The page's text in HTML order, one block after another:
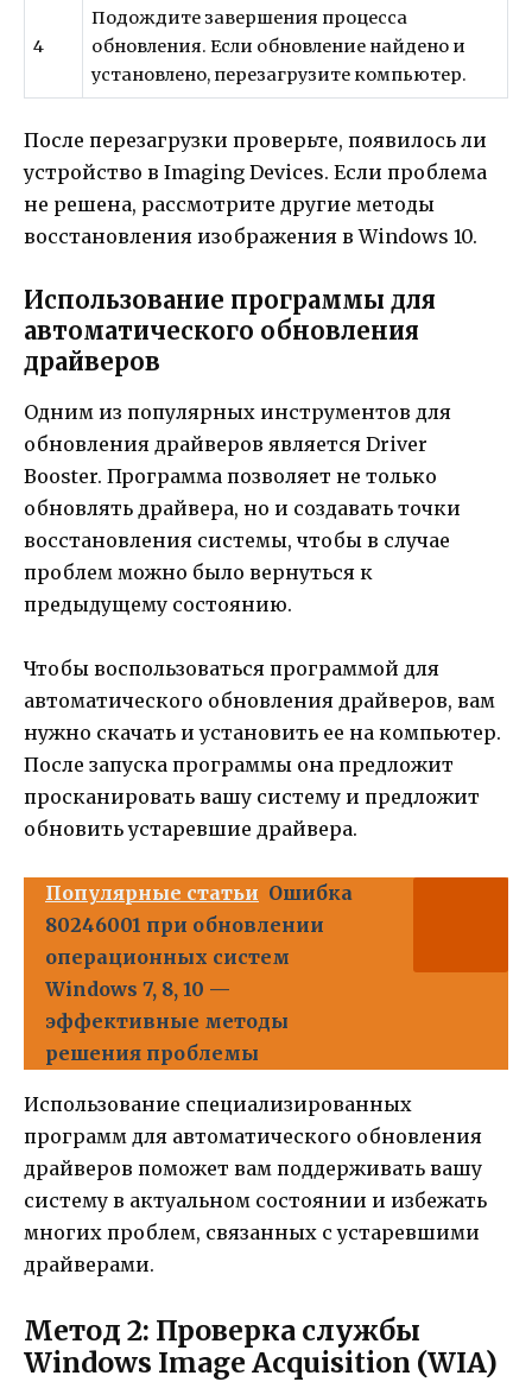
4
Подождите завершения процесса
обновления. Если обновление найдено и
установлено, перезагрузите компьютер.
После перезагрузки проверьте, появилось ли
устройство в Imaging Devices. Если проблема
не решена, рассмотрите другие методы
восстановления изображения в Windows 10.
Использование программы для
автоматического обновления
драйверов
Одним из популярных инструментов для
обновления драйверов является Driver
Booster. Программа позволяет не только
обновлять драйвера, но и создавать точки
восстановления системы, чтобы в случае
проблем можно было вернуться к
предыдущему состоянию.
Чтобы воспользоваться программой для
автоматического обновления драйверов, вам
нужно скачать и установить ее на компьютер.
После запуска программы она предложит
просканировать вашу систему и предложит
обновить устаревшие драйвера.
Популярные статьи Ошибка
80246001 при обновлении
операционных систем
Windows 7, 8, 10 —
эффективные методы
решения проблемы
Использование специализированных
программ для автоматического обновления
драйверов поможет вам поддерживать вашу
систему в актуальном состоянии и избежать
многих проблем, связанных с устаревшими
драйверами.
Метод 2: Проверка службы
Windows Image Acquisition (WIA)